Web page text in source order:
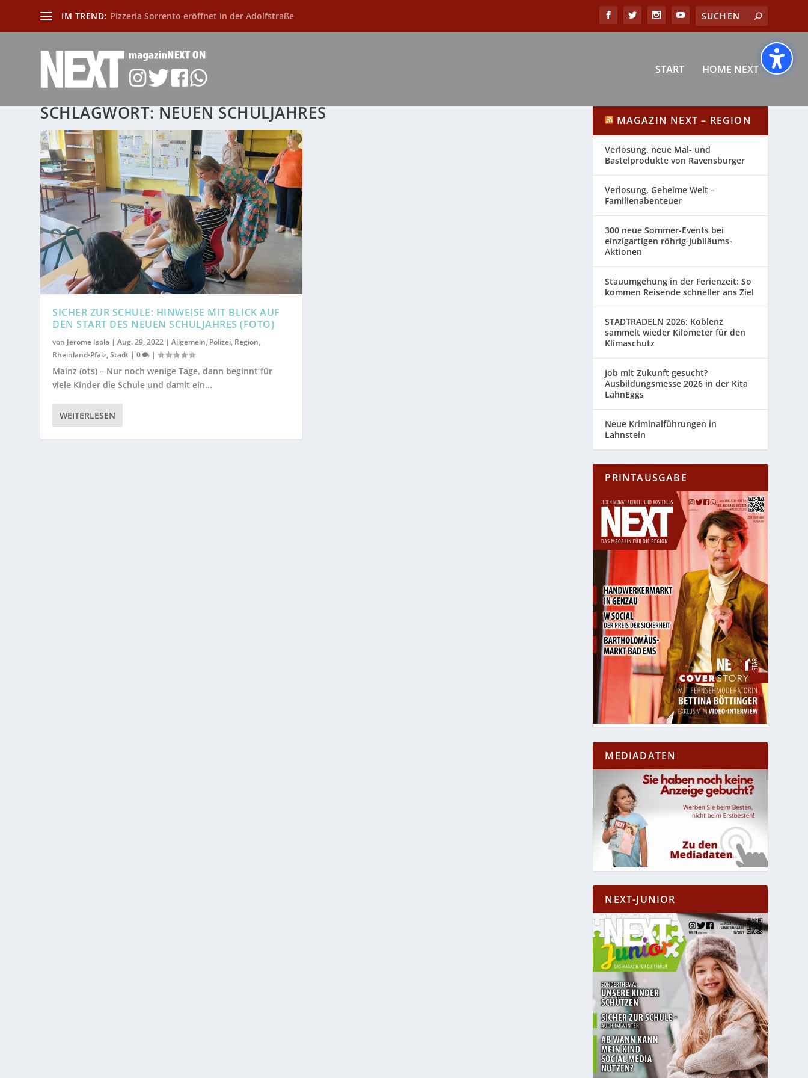
IM TREND: Pizzeria Sorrento eröffnet in der Adolfstraße
START HOME NEXT
SCHLAGWORT:NEUEN SCHULJAHRES
SICHER ZUR SCHULE: HINWEISE MIT BLICK AUF
DEN START DES NEUEN SCHULJAHRES (FOTO)
von Jerome Isola |Aug. 29, 2022 |Allgemein, Polizei, Region,
Rheinland-Pfalz,Stadt |0 |
Mainz (ots) – Nur noch wenige Tage, dann beginnt für
viele Kinder die Schule und damit ein...
WEITERLESEN
MAGAZIN NEXT – REGION
Verlosung, neue Mal- und
Bastelprodukte von Ravensburger
Verlosung, Geheime Welt –
Familienabenteuer
300 neue Sommer-Events bei
einzigartigen röhrig-Jubiläums-
Aktionen
Stauumgehung in der Ferienzeit: So
kommen Reisende schneller ans Ziel
STADTRADELN 2026: Koblenz
sammelt wieder Kilometer für den
Klimaschutz
Job mit Zukunft gesucht?
Ausbildungsmesse 2026 in der Kita
LahnEggs
Neue Kriminalführungen in
Lahnstein
PRINTAUSGABE
MEDIADATEN
NEXT-JUNIOR